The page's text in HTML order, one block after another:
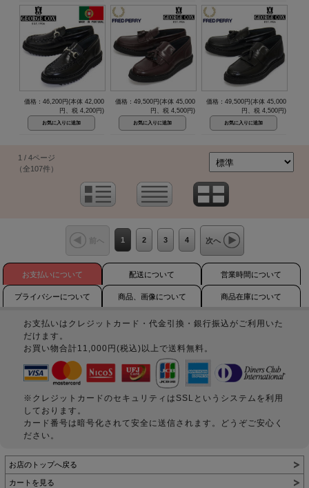
価格：46,200円(本体 42,000
円、税 4,200円)
価格：49,500円(本体 45,000
円、税 4,500円)
価格：49,500円(本体 45,000
円、税 4,500円)
1 / 4ページ
（全107件）
前へ 1 2 3 4 次へ
お支払いについて 配送について 営業時間について
プライバシーについて 商品、画像について 商品在庫について
お支払いはクレジットカード・代金引換・銀行振込がご利用いた
だけます。
お買い物合計11,000円(税込)以上で送料無料。
※クレジットカードのセキュリティはSSLというシステムを利用
しております。
カード番号は暗号化されて安全に送信されます。どうぞご安心く
ださい。
お店のトップへ戻る
カートを見る